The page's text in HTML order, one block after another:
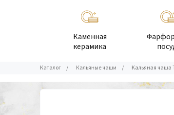
Каменная
керамика
Каталог / Кальяные чаши / Кальяная